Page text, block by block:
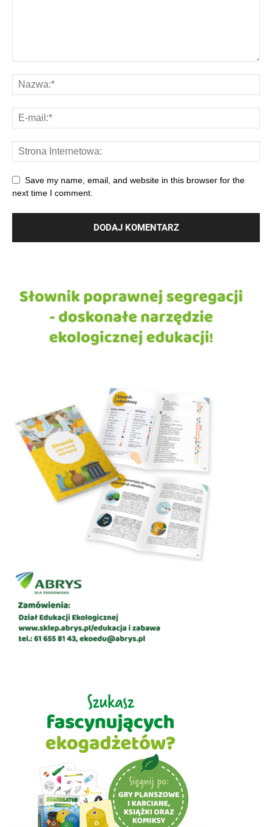
Save my name, email, and website in this browser for the
next time I comment.